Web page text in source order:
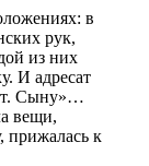
в
рук,
из них
И адресат
Сыну»…
вещи,
прижалась к